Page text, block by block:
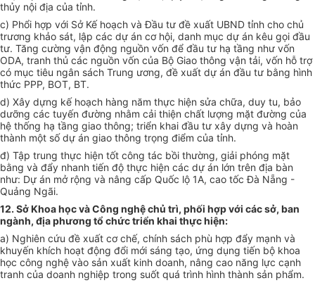
thủy nội địa của tỉnh.
c) Phổi hợp với Sở Kế hoạch và Đầu tư đề xuất UBND tỉnh cho chủ
trương khảo sát, lập các dự án cơ hội, danh mục dự án kêu gọi đầu
tư. Tăng cường vận động nguồn vốn để đầu tư hạ tầng như vốn
ODA, tranh thủ các nguồn vốn của Bộ Giao thông vận tải, vốn hỗ trợ
có mục tiêu ngân sách Trung ương, đề xuất dự án đầu tư bằng hình
thức PPP, BOT, BT.
d) Xây dựng kế hoạch hàng năm thực hiện sửa chữa, duy tu, bảo
dưỡng các tuyến đường nhằm cải thiện chất lượng mặt đường của
hệ thống hạ tầng giao thông; triển khai đầu tư xây dựng và hoàn
thành một số dự án giao thông trọng điểm của tỉnh.
đ) Tập trung thực hiện tốt công tác bồi thường, giải phóng mặt
bằng và đẩy nhanh tiến độ thực hiện các dự án lớn trên địa bàn
như: Dự án mở rộng và nâng cấp Quốc lộ 1A, cao tốc Đà Nẵng -
Quảng Ngãi.
12. Sở Khoa học và Công nghệ chủ trì, phối hợp với các sở, ban
ngành, địa phương tổ chức triển khai thực hiện:
a) Nghiên cứu đề xuất cơ chế, chính sách phù hợp đẩy mạnh và
khuyến khích hoạt động đổi mới sáng tạo, ứng dụng tiến bộ khoa
học công nghệ vào sản xuất kinh doanh, nâng cao năng lực cạnh
tranh của doanh nghiệp trong suốt quá trình hình thành sản phẩm.